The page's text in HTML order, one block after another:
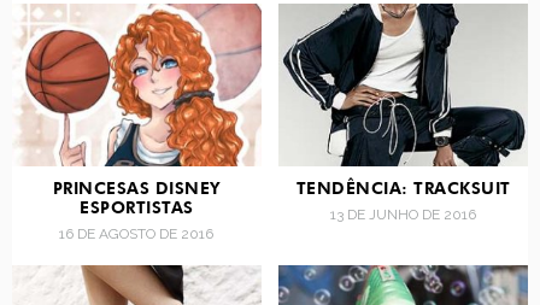
PRINCESAS DISNEY
ESPORTISTAS
16 DE AGOSTO DE 2016
TENDÊNCIA: TRACKSUIT
13 DE JUNHO DE 2016